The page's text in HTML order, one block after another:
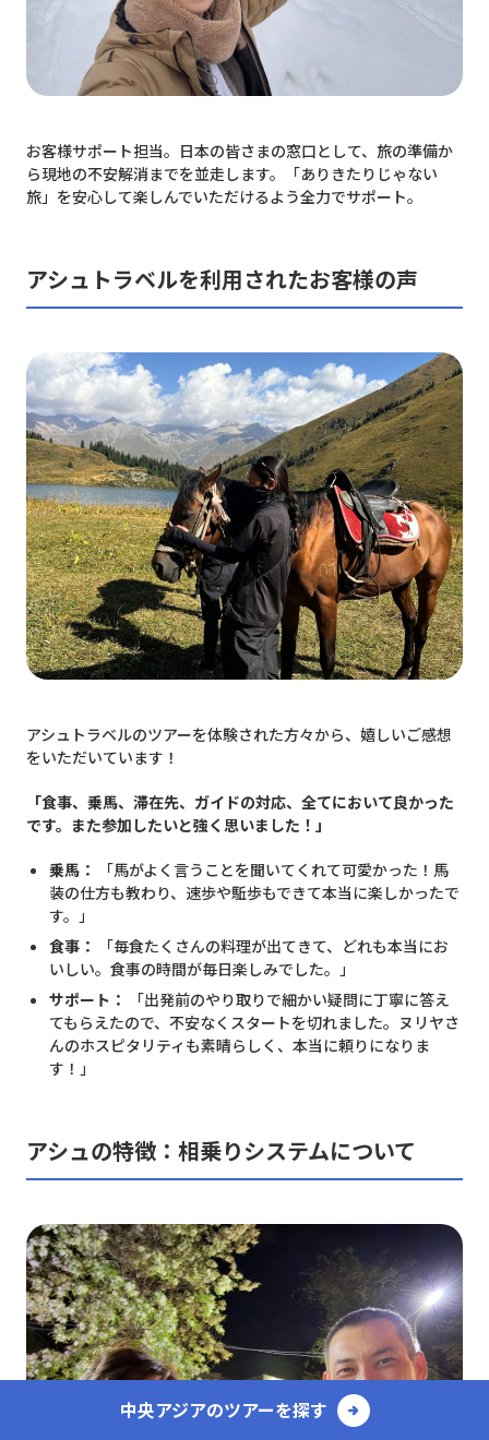
中央アジアのツアーを探す
お客様サポート担当。日本の皆さまの窓口として、旅の準備か
ら現地の不安解消までを並走します。「ありきたりじゃない
旅」を安心して楽しんでいただけるよう全力でサポート。
アシュトラベルを利用されたお客様の声
アシュトラベルのツアーを体験された方々から、嬉しいご感想
をいただいています！
「食事、乗馬、滞在先、ガイドの対応、全てにおいて良かった
です。また参加したいと強く思いました！」
乗馬：
「馬がよく言うことを聞いてくれて可愛かった！馬
装の仕方も教わり、速歩や駈歩もできて本当に楽しかったで
す。」
食事：
「毎食たくさんの料理が出てきて、どれも本当にお
いしい。食事の時間が毎日楽しみでした。」
サポート：
「出発前のやり取りで細かい疑問に丁寧に答え
てもらえたので、不安なくスタートを切れました。ヌリヤさ
んのホスピタリティも素晴らしく、本当に頼りになりま
す！」
アシュの特徴：相乗りシステムについて